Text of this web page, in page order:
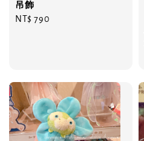
吊飾
Regular
NT$ 790